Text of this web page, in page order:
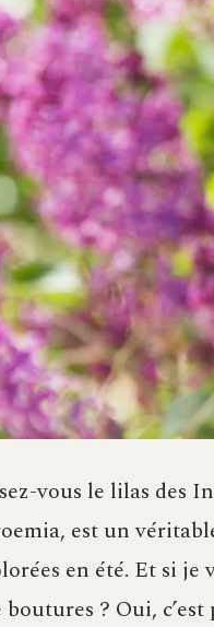
vous le lilas des
est un
en été. Et si je
? Oui,